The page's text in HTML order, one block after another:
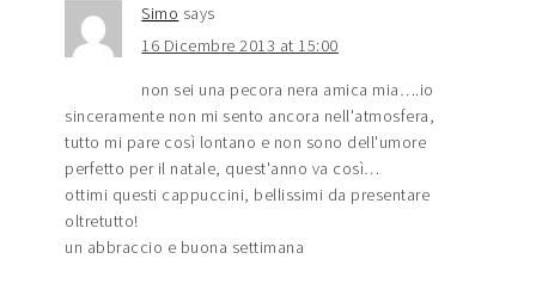
Simo says
16 Dicembre 2013 at 15:00
non sei una pecora nera amica mia….io
sinceramente non mi sento ancora nell'atmosfera,
tutto mi pare così lontano e non sono dell'umore
perfetto per il natale, quest'anno va così…
ottimi questi cappuccini, bellissimi da presentare
oltretutto!
un abbraccio e buona settimana